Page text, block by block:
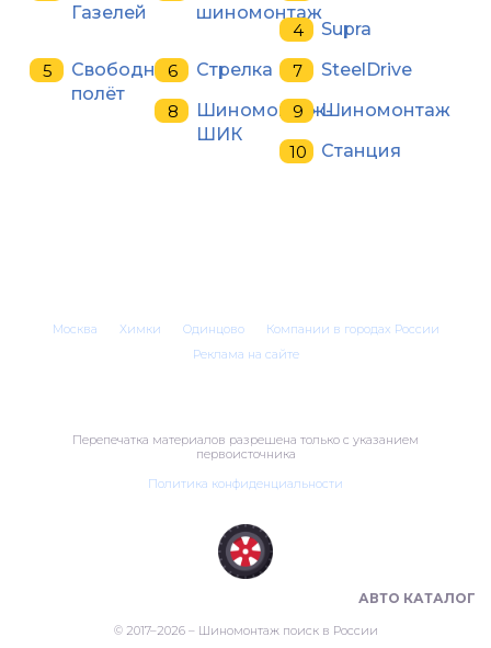
Газелей
шиномонтаж
Supra
Свободный
полёт
Стрелка
SteelDrive
Шиномонтаж-
ШИК
Шиномонтаж
Станция
АВТО КАТАЛОГ
© 2017–2026 – Шиномонтаж поиск в России
Москва Химки Одинцово
Компании в городах России
Реклама на сайте
Перепечатка материалов разрешена только с указанием
первоисточника
Политика конфиденциальности